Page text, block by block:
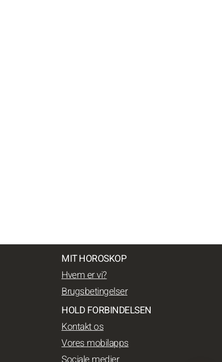
MIT HOROSKOP
Hvem er vi?
Brugsbetingelser
HOLD FORBINDELSEN
Kontakt os
Vores mobilapps